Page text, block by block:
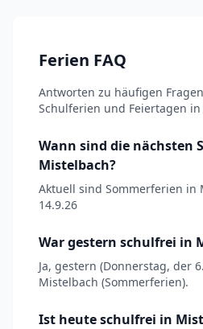
Ferien FAQ
Antworten zu häufigen
Schulferien und Feiertagen
Wann sind die nächsten
Mistelbach?
Aktuell sind Sommerferien in
14.9.26
War gestern schulfrei in
Ja, gestern (Donnerstag, der
Mistelbach (Sommerferien).
Ist heute schulfrei in